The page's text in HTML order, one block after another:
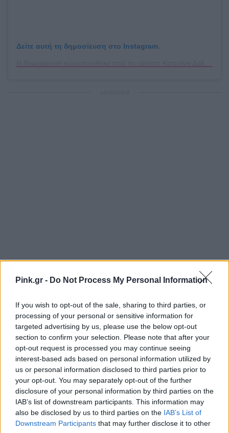
Pink.gr - Do Not Process My Personal Information
If you wish to opt-out of the sale, sharing to third parties, or
processing of your personal or sensitive information for
targeted advertising by us, please use the below opt-out
section to confirm your selection. Please note that after your
opt-out request is processed you may continue seeing
interest-based ads based on personal information utilized by
us or personal information disclosed to third parties prior to
your opt-out. You may separately opt-out of the further
disclosure of your personal information by third parties on the
IAB’s list of downstream participants. This information may
also be disclosed by us to third parties on the IAB’s List of
Downstream Participants that may further disclose it to other
Δείτε αυτή τη δημοσίευση στο Instagram.
Ακολουθήστε το Pink.gr στοGoogle Newsκαι
μάθετε πρώτοι τα πιο hot νέα.
Ακολουθήστε το Pink.gr και στοInstagram